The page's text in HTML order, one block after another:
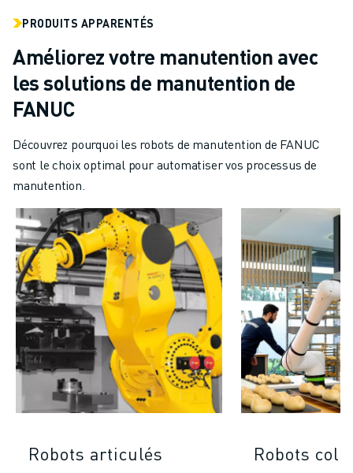
FANUC ACADEMY
SOLUTIONS POUR LES INDUSTRIES
SOLUTIONS POUR L'ÉDUCATION
WORLDSKILLS ET JEUNES TALENTS
ÉVÉNEMENTS ÉDUCATIFS
ACTUALITÉS ET MÉDIAS
EVÉNEMENTS
ÉVÉNEMENTS ÉDUCATIFS
A PROPOS DE FANUC
A PROPOS DE FANUC
FANUC EN EUROPE
NOS SITES
DÉVELOPPEMENT DURABLE
CARRIÈRE
FAÇONNEZ VOTRE AVENIR AVEC FANUC
REJOIGNEZ-NOUS
CONTACT
CONTACT
LOCALISATION DES SITES
PRODUITS APPARENTÉS
Améliorez votre manutention avec
les solutions de manutention de
FANUC
Découvrez pourquoi les robots de manutention de FANUC
sont le choix optimal pour automatiser vos processus de
manutention.
Robots articulés Robots